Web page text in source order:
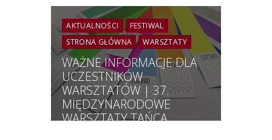
AKTUALNOŚCI
FESTIWAL
STRONA GŁÓWNA
WARSZTATY
WAŻNE INFORMACJE DLA
UCZESTNIKÓW
WARSZTATÓW | 37.
MIĘDZYNARODOWE
WARSZTATY TAŃCA